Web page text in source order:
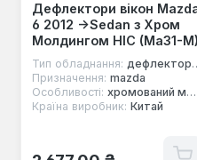
Дефлектори вікон
6 2012 ->Sedan з Хром
Молдингом HIC (Ma31-M)
Тип обладнання: дефлектори вікон
Призначення: mazda
Особливості: хромований молдинг
Країна виробник: Китай
Звичайна ціна: